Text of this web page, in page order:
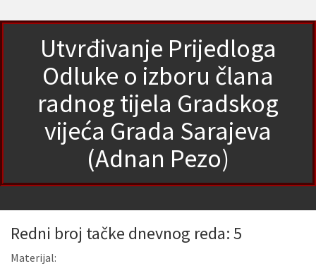
Utvrđivanje Prijedloga
Odluke o izboru člana
radnog tijela Gradskog
vijeća Grada Sarajeva
(Adnan Pezo)
Redni broj tačke dnevnog reda: 5
Materijal: